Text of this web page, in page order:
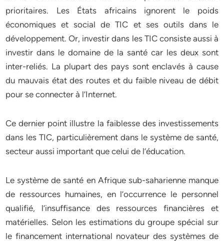
prioritaires. Les États africains ignorent le poids
économiques et social de TIC et ses outils dans le
développement. Or, investir dans les TIC consiste aussi à
investir dans le domaine de la santé car les deux sont
inter-reliés. La plupart des pays sont enclavés à cause
du mauvais état des routes et du faible niveau de débit
pour se connecter à l’Internet.
Ce dernier point illustre la faiblesse des investissements
dans les TIC, particulièrement dans le système de santé,
secteur aussi important que celui de l’éducation.
Le système de santé en Afrique sub-saharienne manque
de ressources humaines, en l’occurrence le personnel
qualifié, l’insuffisance des ressources financières et
matérielles. Selon les estimations du groupe spécial sur
le financement international novateur des systèmes de